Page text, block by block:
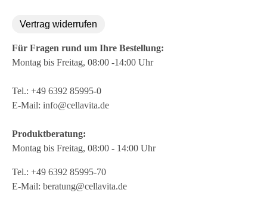
Vertrag widerrufen
Für Fragen rund um Ihre Bestellung:
Montag bis Freitag, 08:00 -14:00 Uhr
Tel.: +49 6392 85995-0
E-Mail: info@cellavita.de
Produktberatung:
Montag bis Freitag, 08:00 - 14:00 Uhr
Tel.: +49 6392 85995-70
E-Mail: beratung@cellavita.de